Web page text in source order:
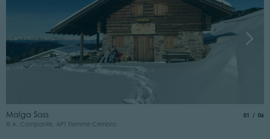
Malga Sass
© A. Campanile, APT Fiemme Cembra
01 di
06